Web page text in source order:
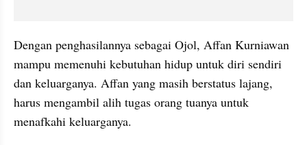
Dengan penghasilannya sebagai Ojol, Affan Kurniawan
mampu memenuhi kebutuhan hidup untuk diri sendiri
dan keluarganya. Affan yang masih berstatus lajang,
harus mengambil alih tugas orang tuanya untuk
menafkahi keluarganya.